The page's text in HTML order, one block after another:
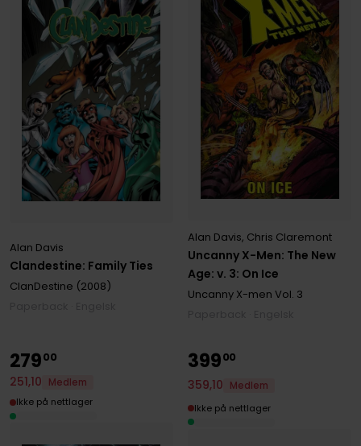
Clandestine: Family Ties
Alan Davis
ClanDestine (2008)
Uncanny X-Men: The New
Age: v. 3: On Ice
Alan Davis, Chris Claremont
Uncanny X-men Vol. 3
27900
251,10
Medlem
Ikke på nettlager
39900
359,10
Medlem
Ikke på nettlager